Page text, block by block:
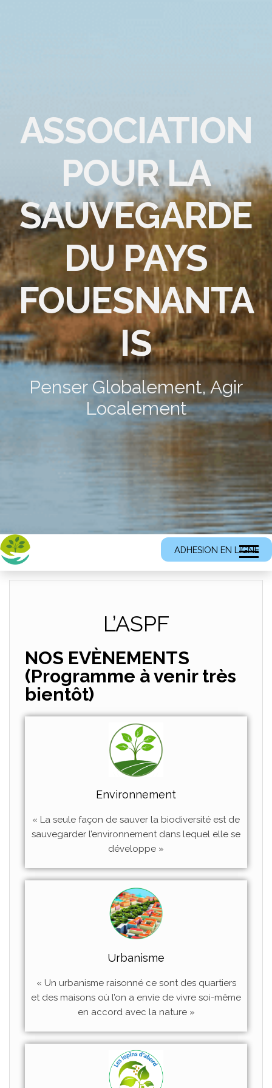
ASSOCIATION
POUR LA
SAUVEGARDE
DU PAYS
FOUESNANTA
IS
Penser Globalement, Agir
Localement
ADHESION EN LIGNE
L’ASPF
NOS EVÈNEMENTS
(Programme à venir très
bientôt)
Environnement
« La seule façon de sauver la biodiversité est de
sauvegarder l’environnement dans lequel elle se
développe »
Urbanisme
« Un urbanisme raisonné ce sont des quartiers
et des maisons où l’on a envie de vivre soi-même
en accord avec la nature »